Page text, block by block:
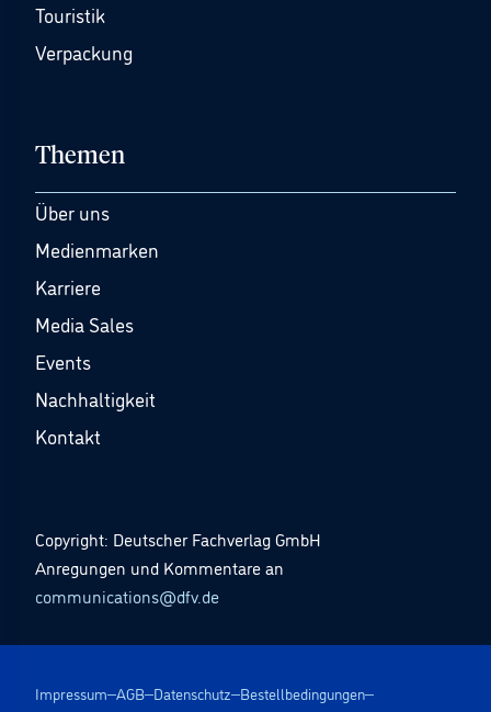
Touristik
Verpackung
Themen
Über uns
Medienmarken
Karriere
Media Sales
Events
Nachhaltigkeit
Kontakt
Copyright: Deutscher Fachverlag GmbH
Anregungen und Kommentare an
communications@dfv.de
Impressum AGB Datenschutz Bestellbedingungen